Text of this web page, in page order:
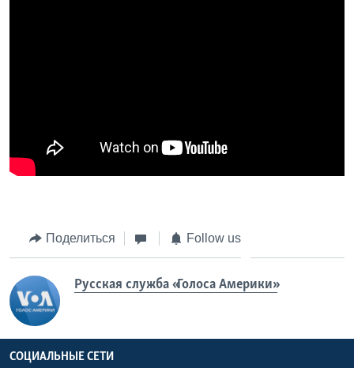
Поделиться Follow us
Русская служба «Голоса Америки»
СОЦИАЛЬНЫЕ СЕТИ